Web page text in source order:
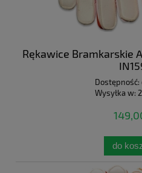
Rękawice Bramkarskie
Dostępność:
Wysyłka w:
do